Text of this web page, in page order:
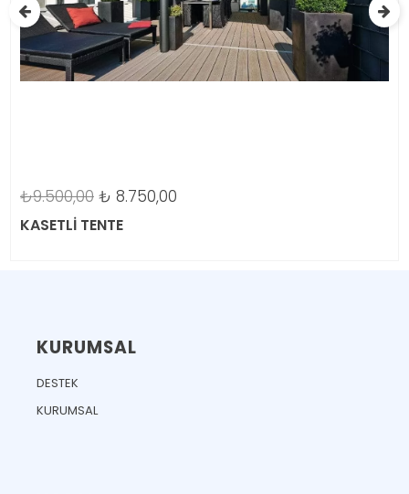
₺17.950,00
SOLİD MODEL KATLANABİLİR TURKUAZ TENTE
KURUMSAL
DESTEK
KURUMSAL